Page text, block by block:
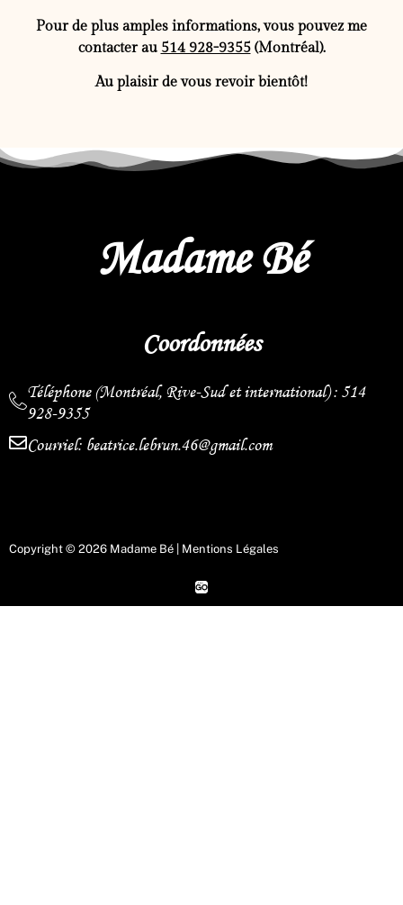
Pour de plus amples informations, vous pouvez me
contacter au 514 928-9355(Montréal).
Au plaisir de vous revoir bientôt!
Madame Bé
Coordonnées
Téléphone (Montréal, Rive-Sud et international) : 514
928-9355
Courriel: beatrice.lebrun.46@gmail.com
Copyright © 2026 Madame Bé | Mentions Légales